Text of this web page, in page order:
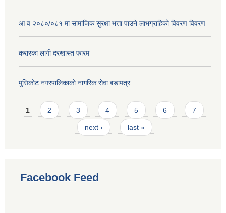
आ व २०८०/०८१ मा सामाजिक सुरक्षा भत्ता पाउने लाभग्राहिको विवरण विवरण
करारका लागी दरखास्त फारम
मुसिकोट नगरपालिकाको नागरिक सेवा बडापत्र
Pages
1 2 3 4 5 6 7
next › last »
Facebook Feed